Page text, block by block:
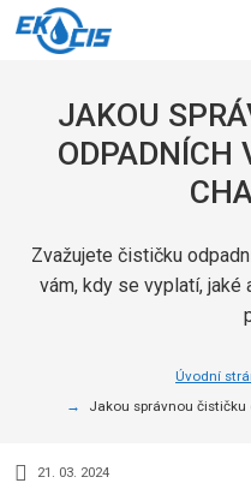
JAKOU
ODPADNÍCH
Zvažujete čističku
vám, kdy se vyplatí,
Úvodní
Jakou správnou čističku
21. 03. 2024